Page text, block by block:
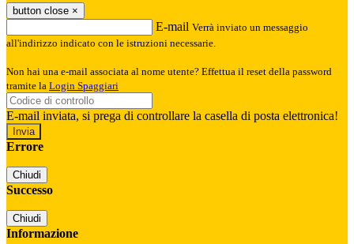
button close ×
E-mail Verrà inviato un messaggio
all'indirizzo indicato con le istruzioni necessarie.
Non hai una e-mail associata al nome utente? Effettua il reset della password
tramite la Login Spaggiari
E-mail inviata, si prega di controllare la casella di posta elettronica!
Errore
Chiudi
Successo
Chiudi
Informazione